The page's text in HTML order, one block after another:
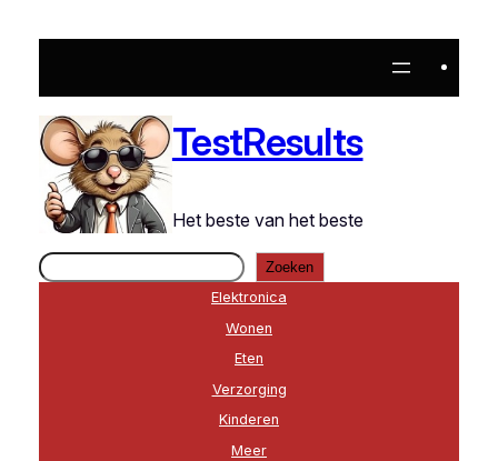
naar
inhoud
TestResults
Het beste van het beste
Zoeken
Zoeken
Elektronica
Wonen
Eten
Verzorging
Kinderen
Meer